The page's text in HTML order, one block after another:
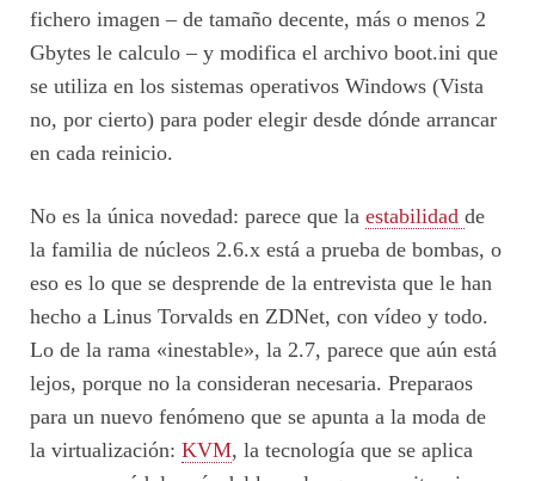
fichero imagen – de tamaño decente, más o menos 2
Gbytes le calculo – y modifica el archivo boot.ini que
se utiliza en los sistemas operativos Windows (Vista
no, por cierto) para poder elegir desde dónde arrancar
en cada reinicio.
No es la única novedad: parece que la estabilidad de
la familia de núcleos 2.6.x está a prueba de bombas, o
eso es lo que se desprende de la entrevista que le han
hecho a Linus Torvalds en ZDNet, con vídeo y todo.
Lo de la rama «inestable», la 2.7, parece que aún está
lejos, porque no la consideran necesaria. Preparaos
para un nuevo fenómeno que se apunta a la moda de
la virtualización: KVM, la tecnología que se aplica